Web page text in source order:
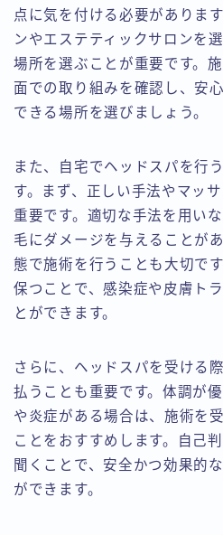
点に気を付ける必要がありま
ンやエステティックサロンを
場所を選ぶことが重要です。
面での取り組みを確認し、安
できる場所を選びましょう。
また、自宅でヘッドスパを行
す。まず、正しい手法やマッ
重要です。適切な手法を用い
毛にダメージを与えることが
態で施術を行うことも大切で
保つことで、感染症や皮膚ト
とができます。
さらに、ヘッドスパを受ける
払うことも重要です。体調が
や炎症がある場合は、施術を
ことをおすすめします。自己
聞くことで、安全かつ効果的
ができます。